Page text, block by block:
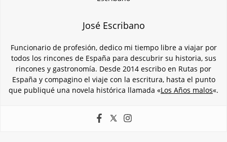
José Escribano
Funcionario de profesión, dedico mi tiempo libre a viajar por
todos los rincones de España para descubrir su historia, sus
rincones y gastronomía. Desde 2014 escribo en Rutas por
España y compagino el viaje con la escritura, hasta el punto
que publiqué una novela histórica llamada «Los Años malos«.